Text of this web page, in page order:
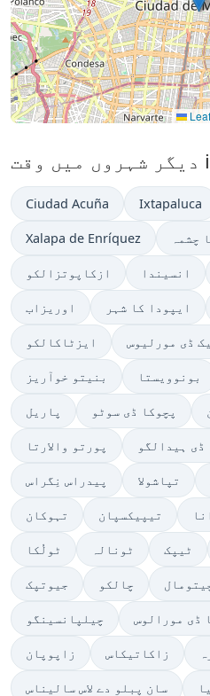
Ciudad Acuña Ixtapaluca
Xalapa de Enríquez چشمہ
ازکاپوتزالکو انسیندا
اوریزاب ایپودا کا شہر
ایزٹاکالکو ڈی مورلیوس
بنیتو خوآریز بونوویستا
پاریل پچوکا ڈی سوٹو
پورتو والارتا ڈی ہیدالگو
پیدراس نِگراس تپاشولا
تہوکان تیپیکسپان
ٹولُکا ٹونالہ ٹیپک
جیوتپک چالکو
چیلپانسینگو ڈی مورالوس
زاپوپان زاکاتیکاس
سان پبلو دے لاس سالیناس